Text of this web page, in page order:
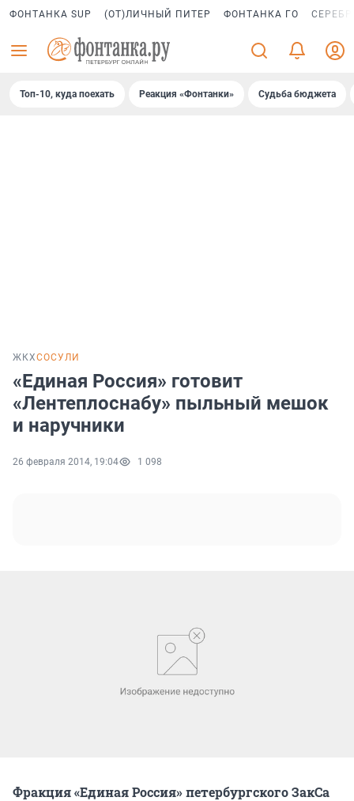
ФОНТАНКА SUP (ОТ)ЛИЧНЫЙ ПИТЕР ФОНТАНКА ГО
Топ-10, куда поехать Реакция «Фонтанки» Судьба бюджета
ЖКХСОСУЛИ
«Единая Россия» готовит
«Лентеплоснабу» пыльный мешок
и наручники
26 февраля 2014, 19:04 1 098
Фракция «Единая Россия» петербургского ЗакСа